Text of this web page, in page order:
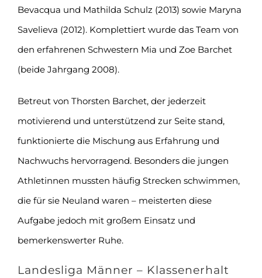
Bevacqua und Mathilda Schulz (2013) sowie Maryna
Savelieva (2012). Komplettiert wurde das Team von
den erfahrenen Schwestern Mia und Zoe Barchet
(beide Jahrgang 2008).
Betreut von Thorsten Barchet, der jederzeit
motivierend und unterstützend zur Seite stand,
funktionierte die Mischung aus Erfahrung und
Nachwuchs hervorragend. Besonders die jungen
Athletinnen mussten häufig Strecken schwimmen,
die für sie Neuland waren – meisterten diese
Aufgabe jedoch mit großem Einsatz und
bemerkenswerter Ruhe.
Landesliga Männer – Klassenerhalt